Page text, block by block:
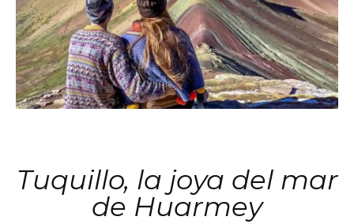
Tuquillo, la joya del mar
de Huarmey